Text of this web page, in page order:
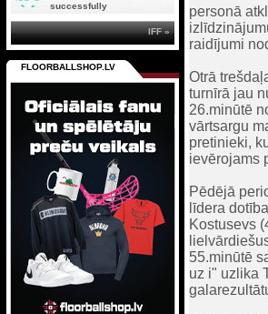
personā
raidījumi
Otrā
turnīrā jau
26.minūtē
vārtsargu
pretinieki,
ievērojams
Pēdējā
līdera
Kostusevs
55.minūtē
uz i" uzlika
successfully
IFF »
FLOORBALLSHOP.LV